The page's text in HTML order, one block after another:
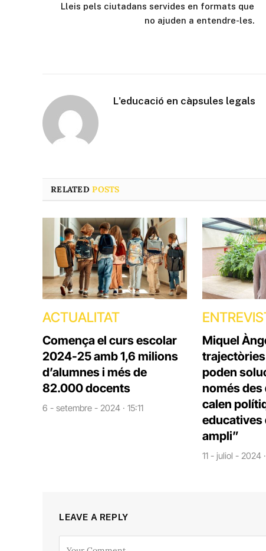
Lleis pels ciutadans servides en formats que
no ajuden a entendre-les.
L'educació en càpsules legals
RELATEDPOSTS
ACTUALITAT
Comença el curs escolar
2024-25 amb 1,6 milions
d’alumnes i més de
82.000 docents
6 - setembre - 2024 · 15:11
Miquel
poden
només des
calen
educatives
ampli”
11 - juliol - 2024
LEAVE A REPLY